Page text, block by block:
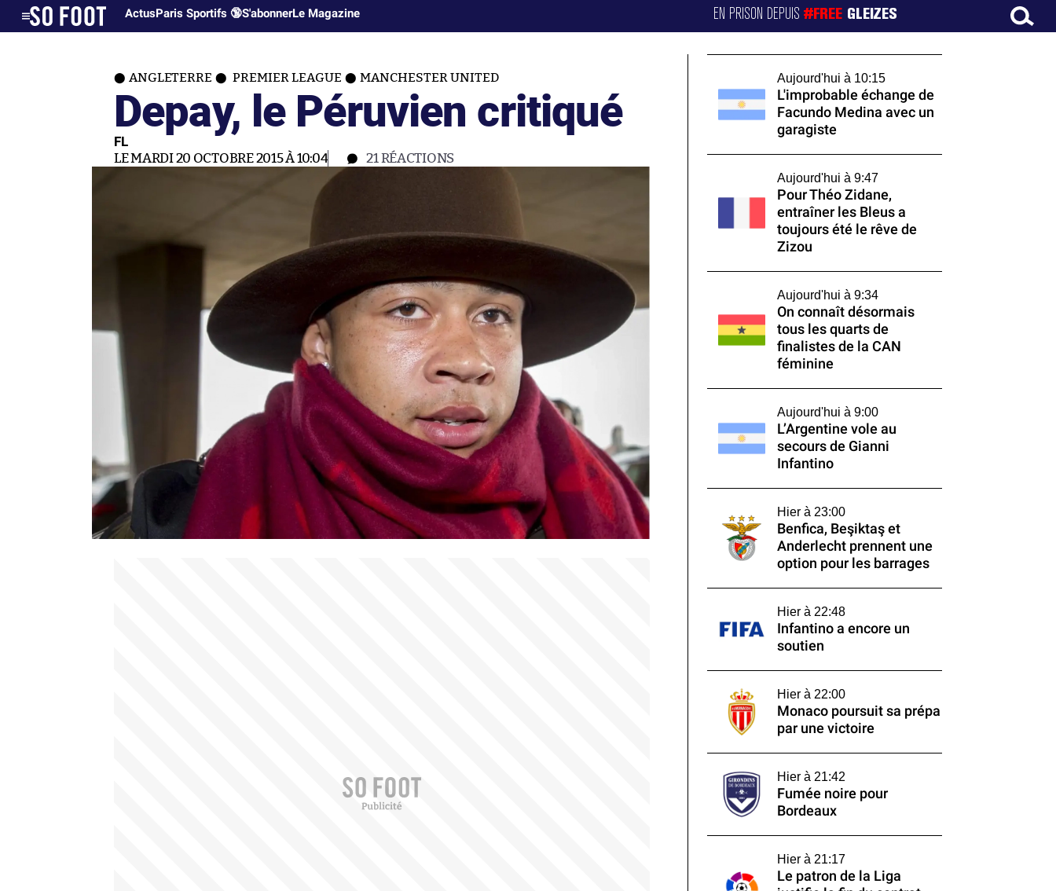
ActusParis Sportifs 🔞S'abonnerLe Magazine EN PRISON DEPUIS#FREE GLEIZES
ANGLETERRE PREMIER LEAGUE MANCHESTER UNITED
Depay, le Péruvien critiqué
FL
LE MARDI 20 OCTOBRE 2015 À 10:04 21 RÉACTIONS
Aujourd'hui à 10:15
L'improbable échange de
Facundo Medina avec un
garagiste
Aujourd'hui à 9:47
Pour Théo Zidane,
entraîner les Bleus a
toujours été le rêve de
Zizou
Aujourd'hui à 9:34
On connaît désormais
tous les quarts de
finalistes de la CAN
féminine
Aujourd'hui à 9:00
L’Argentine vole au
secours de Gianni
Infantino
Hier à 23:00
Benfica, Beşiktaş et
Anderlecht prennent une
option pour les barrages
Hier à 22:48
Infantino a encore un
soutien
Hier à 22:00
Monaco poursuit sa prépa
par une victoire
Hier à 21:42
Fumée noire pour
Bordeaux
Hier à 21:17
Le patron de la Liga